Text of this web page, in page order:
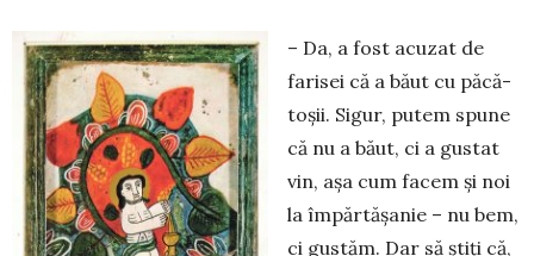
– Da, a fost acuzat de
farisei că a băut cu păcă­
to­șii. Sigur, putem spune
că nu a băut, ci a gustat
vin, așa cum facem și noi
la împărtășanie – nu bem,
ci gustăm. Dar să știți că,